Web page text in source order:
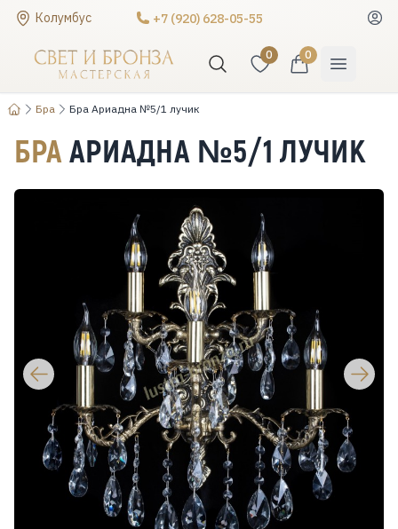
Колумбус +7 (920) 628-05-55
0 0
Бра Бра Ариадна №5/1 лучик
БРА АРИАДНА №5/1 ЛУЧИК